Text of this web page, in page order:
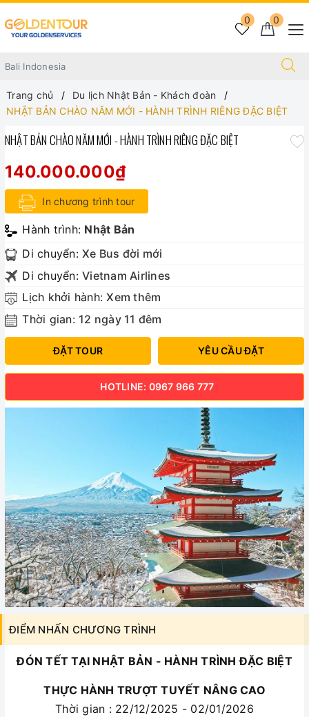
0
0
Trang chủ
Du lịch Nhật Bản - Khách đoàn
NHẬT BẢN CHÀO NĂM MỚI - HÀNH TRÌNH RIÊNG ĐẶC BIỆT
ĐIỂM NHẤN CHƯƠNG TRÌNH
ĐÓN TẾT TẠI NHẬT BẢN - HÀNH TRÌNH ĐẶC BIỆT
THỰC HÀNH TRƯỢT TUYẾT NÂNG CAO
Thời gian : 22/12/2025 - 02/01/2026
NHẬT BẢN CHÀO NĂM MỚI - HÀNH TRÌNH RIÊNG ĐẶC BIỆT
140.000.000₫
In chương trình tour
Hành trình: Nhật Bản
Di chuyển: Xe Bus đời mới
Di chuyển: Vietnam Airlines
Lịch khởi hành:Xem thêm
Thời gian: 12 ngày 11 đêm
ĐẶT TOUR YÊU CẦU ĐẶT
HOTLINE: 0967 966 777